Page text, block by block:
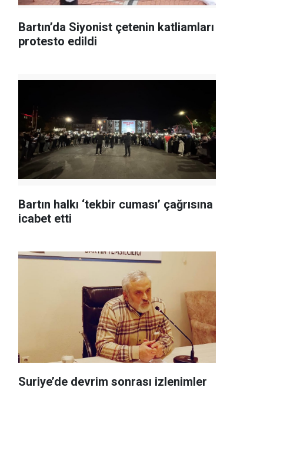
Bartın’da Siyonist çetenin katliamları
protesto edildi
Bartın halkı ‘tekbir cuması’ çağrısına
icabet etti
Suriye’de devrim sonrası izlenimler